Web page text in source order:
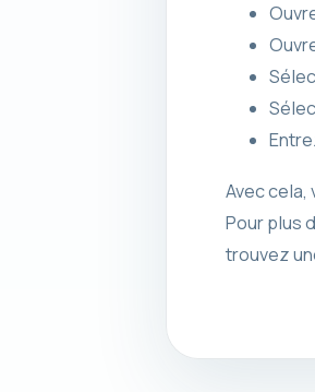
Avec
Pour plus
trouvez